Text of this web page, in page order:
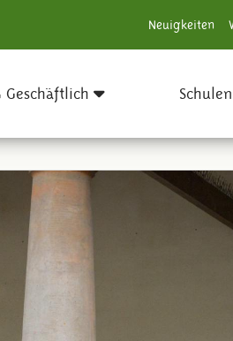
Neuigkeiten
Geschäftlich